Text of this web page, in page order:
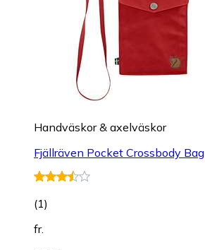
Handväskor & axelväskor
Fjällräven Pocket Crossbody Bag
(1)
fr.